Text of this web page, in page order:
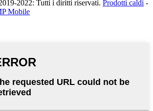
2022: Tutti i diritti riservati. Prodotti caldi -
Mobile